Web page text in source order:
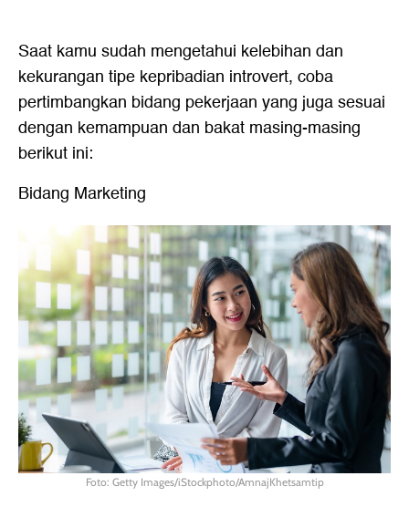
Saat kamu sudah mengetahui kelebihan dan
kekurangan tipe kepribadian introvert, coba
pertimbangkan bidang pekerjaan yang juga sesuai
dengan kemampuan dan bakat masing-masing
berikut ini:
Bidang Marketing
Foto: Getty Images/iStockphoto/AmnajKhetsamtip